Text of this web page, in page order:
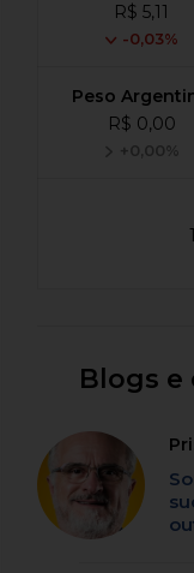
R$ 5,11
-0,03%
Peso
R$ 0,00
+0,00%
Blogs e